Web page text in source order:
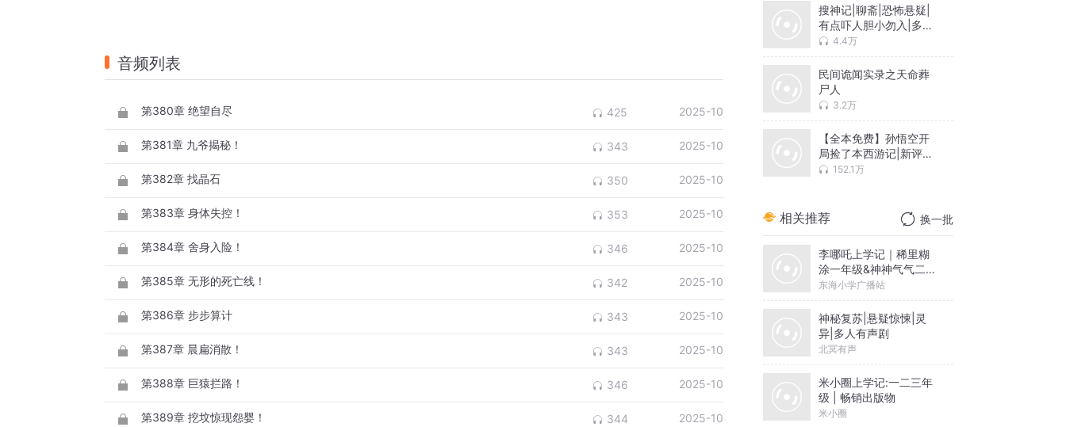
音频列表
第380章 绝望自尽 425 2025-10
第381章 九爷揭秘！ 343 2025-10
第382章 找晶石 350 2025-10
第383章 身体失控！ 353 2025-10
第384章 舍身入险！ 346 2025-10
第385章 无形的死亡线！ 342 2025-10
第386章 步步算计 343 2025-10
第387章 晨扁消散！ 343 2025-10
第388章 巨猿拦路！ 346 2025-10
第389章 挖坟惊现怨婴！ 344 2025-10
搜神记|聊斋|恐怖悬疑|
有点吓人胆小勿入|多人
有声剧
4.4万
民间诡闻实录之天命葬
尸人
3.2万
【全本免费】孙悟空开
局捡了本西游记|新评书
短打书
152.1万
相关推荐 换一批
李哪吒上学记｜稀里糊
涂一年级&神神气气二年
级
东海小学广播站
神秘复苏|悬疑惊悚|灵
异|多人有声剧
北冥有声
米小圈上学记:一二三年
级 | 畅销出版物
米小圈